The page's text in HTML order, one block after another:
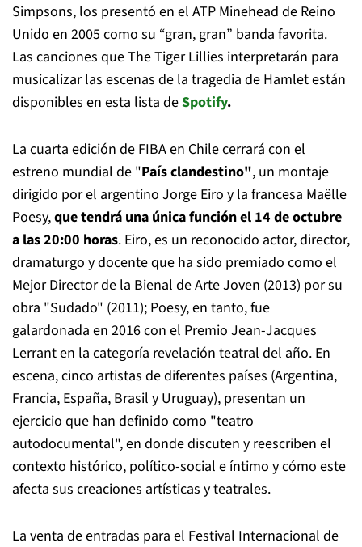
Simpsons, los presentó en el ATP Minehead de Reino
Unido en 2005 como su “gran, gran” banda favorita.
Las canciones que The Tiger Lillies interpretarán para
musicalizar las escenas de la tragedia de Hamlet están
disponibles en esta lista deSpotify.
La cuarta edición de FIBA en Chile cerrará con el
estreno mundial de "País clandestino", un montaje
dirigido por el argentino Jorge Eiro y la francesa Maëlle
Poesy,que tendrá una única función el 14 de octubre
a las 20:00 horas. Eiro, es un reconocido actor, director,
dramaturgo y docente que ha sido premiado como el
Mejor Director de la Bienal de Arte Joven (2013) por su
obra "Sudado" (2011); Poesy, en tanto, fue
galardonada en 2016 con el Premio Jean-Jacques
Lerrant en la categoría revelación teatral del año. En
escena, cinco artistas de diferentes países (Argentina,
Francia, España, Brasil y Uruguay), presentan un
ejercicio que han definido como "teatro
autodocumental", en donde discuten y reescriben el
contexto histórico, político-social e íntimo y cómo este
afecta sus creaciones artísticas y teatrales.
La venta de entradas para el Festival Internacional de